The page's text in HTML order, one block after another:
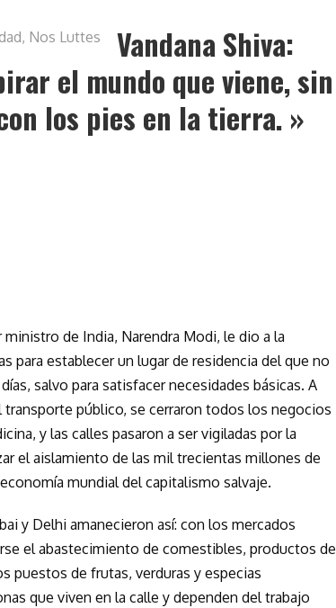
, Nos Luttes
Vandana Shiva:
el mundo que viene, sin
los pies en la tierra. »
de India, Narendra Modi, le dio a la
para establecer un lugar de residencia del que no
salvo para satisfacer necesidades básicas. A
público, se cerraron todos los negocios
y las calles pasaron a ser vigiladas por la
el aislamiento de las mil trecientas millones de
mundial del capitalismo salvaje.
y Delhi amanecieron así: con los mercados
el abastecimiento de comestibles, productos de
puestos de frutas, verduras y especias
que viven en la calle y dependen del trabajo